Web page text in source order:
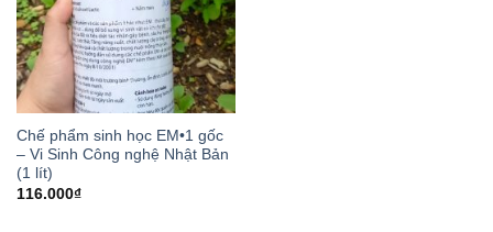
Chế phẩm sinh học EM•1 gốc
– Vi Sinh Công nghệ Nhật Bản
(1 lít)
116.000₫